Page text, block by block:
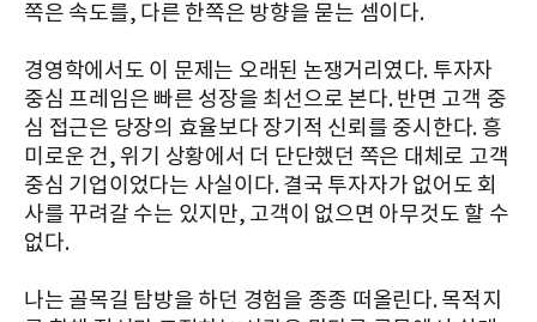
쪽은 속도를, 다른 한쪽은 방향을 묻는 셈이다.
경영학에서도 이 문제는 오래된 논쟁거리였다. 투자자
중심 프레임은 빠른 성장을 최선으로 본다. 반면 고객 중
심 접근은 당장의 효율보다 장기적 신뢰를 중시한다. 흥
미로운 건, 위기 상황에서 더 단단했던 쪽은 대체로 고객
중심 기업이었다는 사실이다. 결국 투자자가 없어도 회
사를 꾸려갈 수는 있지만, 고객이 없으면 아무것도 할 수
없다.
나는 골목길 탐방을 하던 경험을 종종 떠올린다. 목적지